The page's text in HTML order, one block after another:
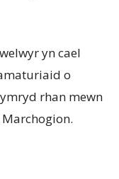
yn cael
o
rhan mewn
Marchogion.